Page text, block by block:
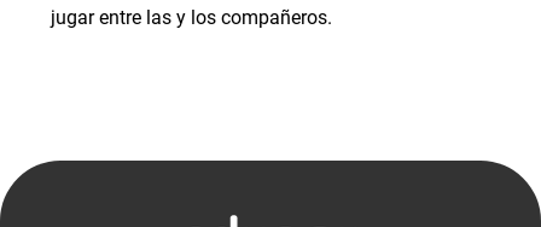
jugar entre las y los compañeros.